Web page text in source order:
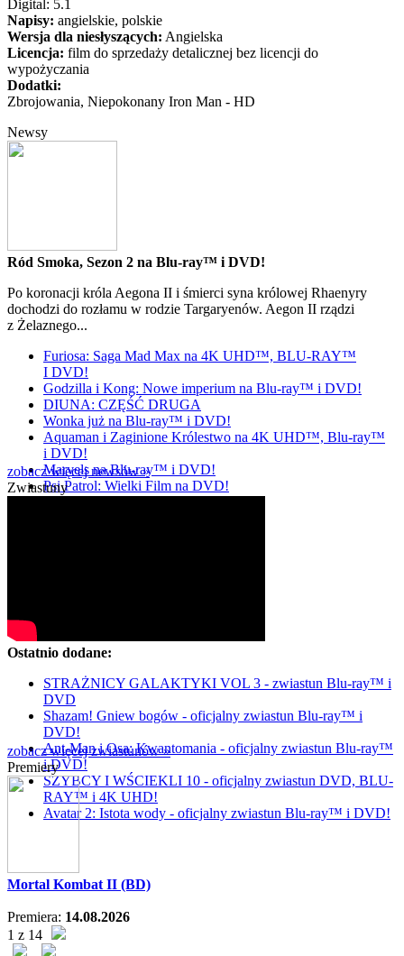
Digital: 5.1
Napisy: angielskie, polskie
Wersja dla niesłyszących: Angielska
Licencja: film do sprzedaży detalicznej bez licencji do
wypożyczania
Dodatki:
Zbrojowania, Niepokonany Iron Man - HD
Newsy
Ród Smoka, Sezon 2 na Blu-ray™ i DVD!
Po koronacji króla Aegona II i śmierci syna królowej Rhaenyry
dochodzi do rozłamu w rodzie Targaryenów. Aegon II rządzi
z Żelaznego...
Furiosa: Saga Mad Max na 4K UHD™, BLU-RAY™
I DVD!
Godzilla i Kong: Nowe imperium na Blu-ray™ i DVD!
DIUNA: CZĘŚĆ DRUGA
Wonka już na Blu-ray™ i DVD!
Aquaman i Zaginione Królestwo na 4K UHD™, Blu-ray™
i DVD!
Marvels na Blu-ray™ i DVD!
Psi Patrol: Wielki Film na DVD!
zobacz więcej newsów »
Zwiastuny
Ostatnio dodane:
STRAŻNICY GALAKTYKI VOL 3 - zwiastun Blu-ray™ i
DVD
Shazam! Gniew bogów - oficjalny zwiastun Blu-ray™ i
DVD!
Ant-Man i Osa: Kwantomania - oficjalny zwiastun Blu-ray™
i DVD!
SZYBCY I WŚCIEKLI 10 - oficjalny zwiastun DVD, BLU-
RAY™ i 4K UHD!
Avatar 2: Istota wody - oficjalny zwiastun Blu-ray™ i DVD!
zobacz więcej zwiastunów »
Premiery
Mortal Kombat II (BD)
Premiera: 14.08.2026
1 z 14